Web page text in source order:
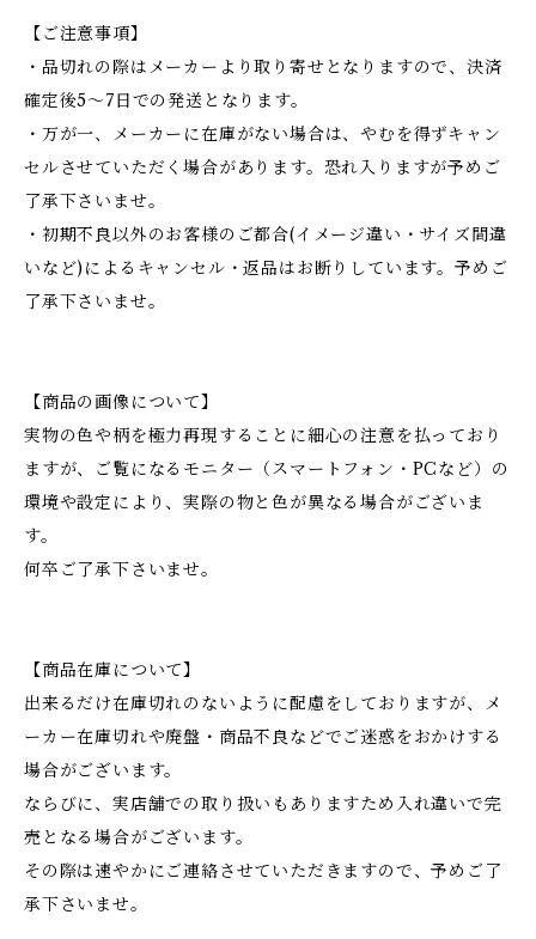
【ご注意事項】
・品切れの際はメーカーより取り寄せとなりますので、決済
確定後5～7日での発送となります。
・万が一、メーカーに在庫がない場合は、やむを得ずキャン
セルさせていただく場合があります。恐れ入りますが予めご
了承下さいませ。
・初期不良以外のお客様のご都合(イメージ違い・サイズ間違
いなど)によるキャンセル・返品はお断りしています。予めご
了承下さいませ。
【商品の画像について】
実物の色や柄を極力再現することに細心の注意を払っており
ますが、ご覧になるモニター（スマートフォン・PCなど）の
環境や設定により、実際の物と色が異なる場合がございま
す。
何卒ご了承下さいませ。
【商品在庫について】
出来るだけ在庫切れのないように配慮をしておりますが、メ
ーカー在庫切れや廃盤・商品不良などでご迷惑をおかけする
場合がございます。
ならびに、実店舗での取り扱いもありますため入れ違いで完
売となる場合がございます。
その際は速やかにご連絡させていただきますので、予めご了
承下さいませ。